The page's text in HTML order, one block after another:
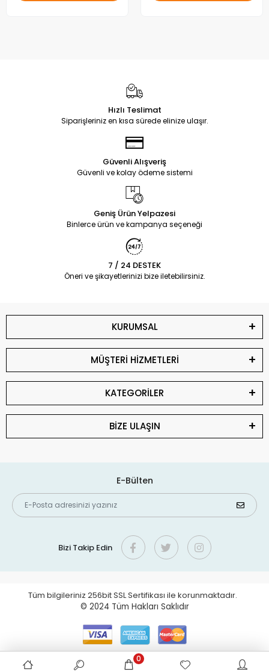
Hızlı Teslimat
Siparişleriniz en kısa sürede elinize ulaşır.
Güvenli Alışveriş
Güvenli ve kolay ödeme sistemi
Geniş Ürün Yelpazesi
Binlerce ürün ve kampanya seçeneği
7 / 24 DESTEK
Öneri ve şikayetlerinizi bize iletebilirsiniz.
KURUMSAL
MÜŞTERİ HİZMETLERİ
KATEGORİLER
BİZE ULAŞIN
E-Bülten
Bizi Takip Edin
Tüm bilgileriniz 256bit SSL Sertifikası ile korunmaktadır.
© 2024 Tüm Hakları Saklıdır
0